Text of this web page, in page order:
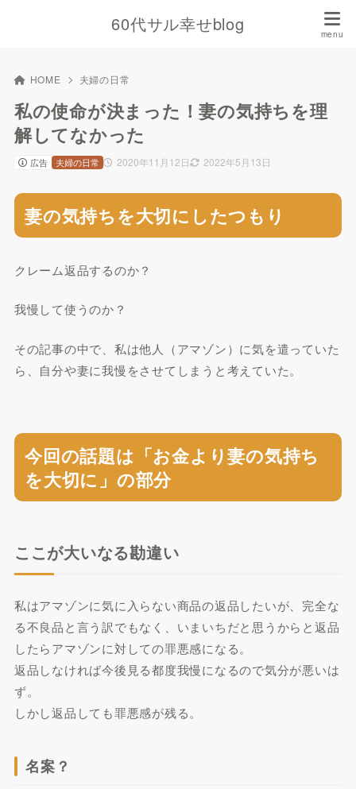
60代サル幸せblog
HOME 夫婦の日常
私の使命が決まった！妻の気持ちを理
解してなかった
広告 2020年11月12日 2022年5月13日
夫婦の日常
妻の気持ちを大切にしたつもり
クレーム返品するのか？
我慢して使うのか？
その記事の中で、私は他人（アマゾン）に気を遣っていた
ら、自分や妻に我慢をさせてしまうと考えていた。
今回の話題は「お金より妻の気持ち
を大切に」の部分
ここが大いなる勘違い
私はアマゾンに気に入らない商品の返品したいが、完全な
る不良品と言う訳でもなく、いまいちだと思うからと返品
したらアマゾンに対しての罪悪感になる。
返品しなければ今後見る都度我慢になるので気分が悪いは
ず。
しかし返品しても罪悪感が残る。
名案？